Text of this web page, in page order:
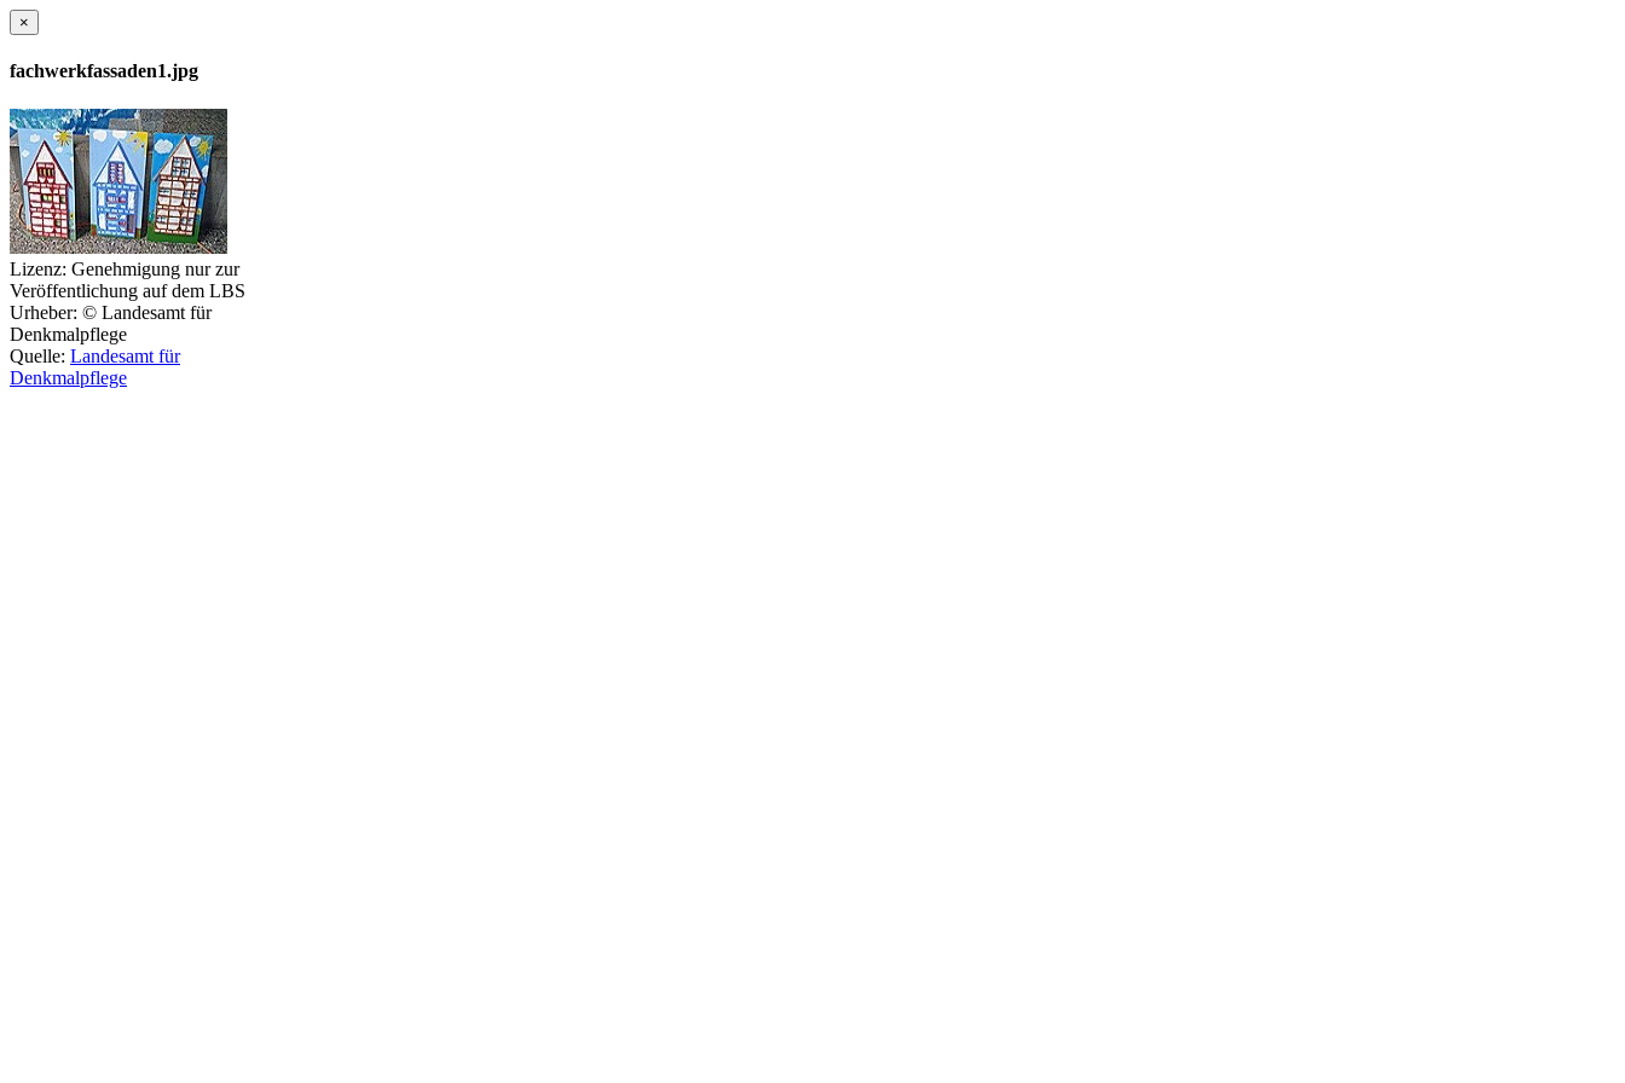
×
fachwerkfassaden1.jpg
Lizenz: Genehmigung nur zur
Veröffentlichung auf dem LBS
Urheber: © Landesamt für
Denkmalpflege
Quelle: Landesamt für
Denkmalpflege